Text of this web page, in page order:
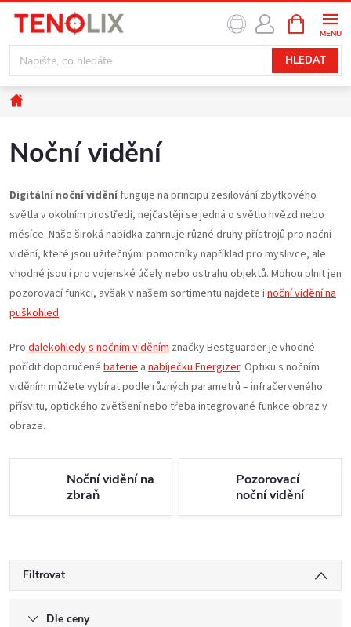
obsah
HLEDAT
NÁKUPNÍ
KOŠÍK
Noční vidění
Digitální noční viděnífunguje na principu zesilování zbytkového
světla v okolním prostředí, nejčastěji se jedná o světlo hvězd nebo
měsíce. Naše široká nabídka zahrnuje různé druhy přístrojů pro noční
vidění, které jsou užitečnými pomocníky například pro myslivce, ale
vhodné jsou i pro vojenské účely nebo ostrahu objektů. Mohou plnit jen
pozorovací funkci, avšak v našem sortimentu najdete i noční vidění na
puškohled.
Pro dalekohledy s nočním viděním značky Bestguarder je vhodné
pořídit doporučené baterie a nabíječku Energizer. Optiku s nočním
viděním můžete vybírat podle různých parametrů – infračerveného
přísvitu, optického zvětšení nebo třeba integrované funkce obraz v
obraze.
Noční vidění na
zbraň
Pozorovací
noční vidění
Filtrovat
Dle ceny